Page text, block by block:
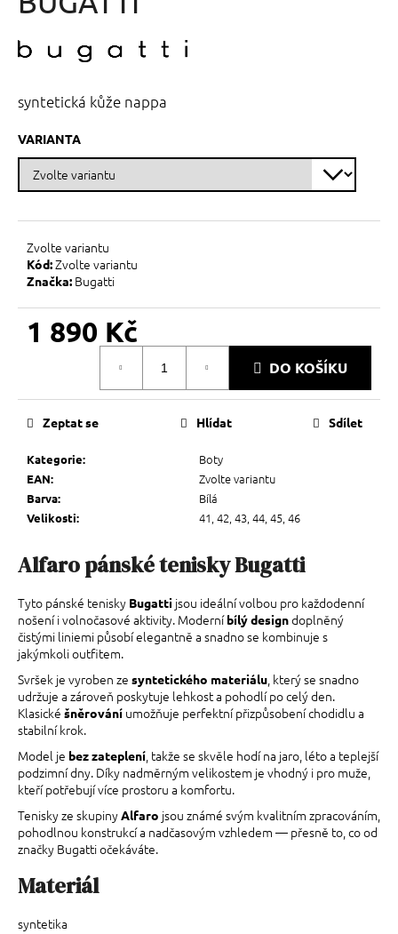
hvězdiček.
syntetická kůže nappa
VARIANTA
Zvolte variantu
Kód:Zvolte variantu
Značka: Bugatti
1 890 Kč
DO KOŠÍKU
Kategorie: Boty
EAN: Zvolte variantu
Barva: Bílá
Velikosti: 41, 42, 43, 44, 45, 46
Zeptat se Hlídat Sdílet
Alfaro pánské tenisky Bugatti
Tyto pánské tenisky Bugatti jsou ideální volbou pro každodenní
nošení i volnočasové aktivity. Moderníbílý designdoplněný
čistými liniemi působí elegantně a snadno se kombinuje s
jakýmkoli outfitem.
Svršek je vyroben ze syntetického materiálu , který se snadno
udržuje a zároveň poskytuje lehkost a pohodlí po celý den.
Klasické šněrování umožňuje perfektní přizpůsobení chodidlu a
stabilní krok.
Model je bez zateplení , takže se skvěle hodí na jaro, léto a teplejší
podzimní dny. Díky nadměrným velikostem je vhodný i pro muže,
kteří potřebují více prostoru a komfortu.
Tenisky ze skupiny Alfaro jsou známé svým kvalitním zpracováním,
pohodlnou konstrukcí a nadčasovým vzhledem — přesně to, co od
značky Bugatti očekáváte.
Materiál
syntetika
j
e
e